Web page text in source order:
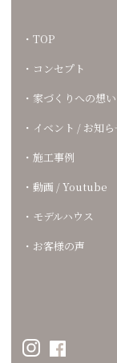
TOP
コンセプト
家づくりへの想い
イベント / お知ら
施工事例
動画 / Youtube
モデルハウス
お客様の声